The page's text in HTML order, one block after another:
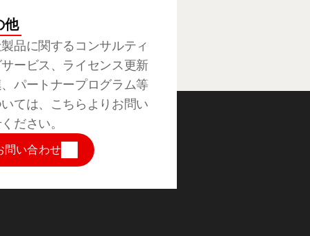
他
品に関するコンサルティ
ービス、ライセンス更新
パートナープログラム等
ては、こちらよりお問い
ださい。
問い合わせ